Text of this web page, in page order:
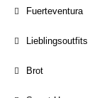
Fuerteventura
Lieblingsoutfits
Brot